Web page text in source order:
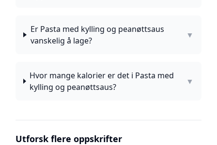
Er Pasta med kylling og peanøttsaus
vanskelig å lage?
▼
Hvor mange kalorier er det i Pasta med
kylling og peanøttsaus?
▼
Utforsk flere oppskrifter